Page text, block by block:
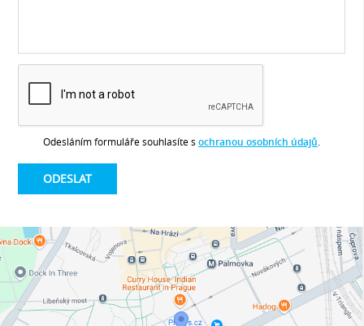
Odesláním formuláře souhlasíte s ochranou osobních údajů